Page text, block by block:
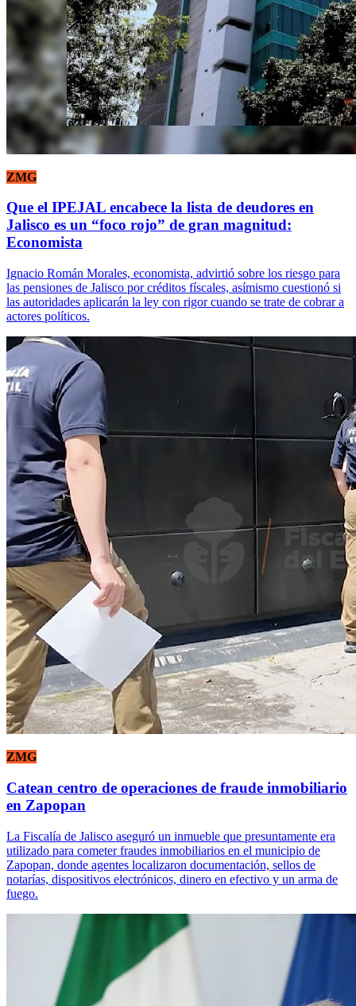
ZMG
Que el IPEJAL encabece la lista de deudores en
Jalisco es un “foco rojo” de gran magnitud:
Economista
Ignacio Román Morales, economista, advirtió sobre los riesgo para
las pensiones de Jalisco por créditos físcales, asímismo cuestionó si
las autoridades aplicarán la ley con rigor cuando se trate de cobrar a
actores políticos.
ZMG
Catean centro de operaciones de fraude inmobiliario
en Zapopan
La Fiscalía de Jalisco aseguró un inmueble que presuntamente era
utilizado para cometer fraudes inmobiliarios en el municipio de
Zapopan, donde agentes localizaron documentación, sellos de
notarías, dispositivos electrónicos, dinero en efectivo y un arma de
fuego.